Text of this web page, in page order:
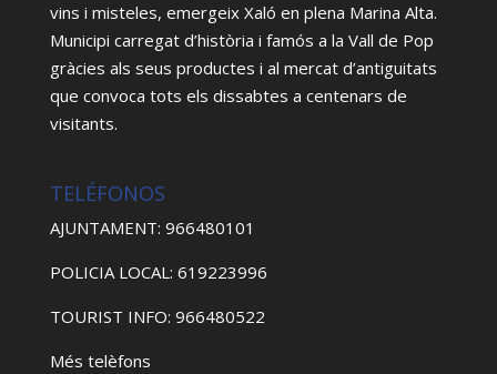
vins i misteles, emergeix Xaló en plena Marina Alta.
Municipi carregat d’història i famós a la Vall de Pop
gràcies als seus productes i al mercat d’antiguitats
que convoca tots els dissabtes a centenars de
visitants.
TELÉFONOS
AJUNTAMENT: 966480101
POLICIA LOCAL: 619223996
TOURIST INFO: 966480522
Més telèfons